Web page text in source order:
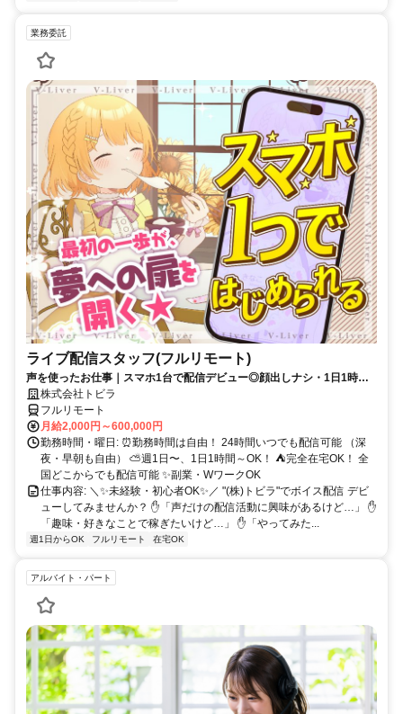
業務委託
ライブ配信スタッフ(フルリモート)
声を使ったお仕事｜スマホ1台で配信デビュー◎顔出しナシ・1日1時間
～OK♪
株式会社トビラ
フルリモート
月給2,000円～600,000円
勤務時間・曜日: ⏰勤務時間は自由！ 24時間いつでも配信可能 （深
夜・早朝も自由） ⛅週1日〜、1日1時間～OK！ ⛺完全在宅OK！ 全
国どこからでも配信可能 ✨副業・WワークOK
仕事内容: ＼✨未経験・初心者OK✨／ "(株)トビラ"でボイス配信 デビ
ューしてみませんか？ ✋「声だけの配信活動に興味があるけど…」 ✋
「趣味・好きなことで稼ぎたいけど…」 ✋「やってみた...
週1日からOK フルリモート 在宅OK
アルバイト・パート